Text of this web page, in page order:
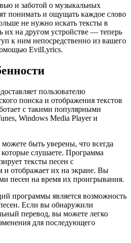
и заботой о музыкальных
понимать и ощущать каждое слово
не нужно искать тексты в
их на другом устройстве — теперь
к ним непосредственно из вашего
EvilLyrics.
пользователю
поиска и отображения текстов
с такими популярными
Windows Media Player и
быть уверены, что всегда
которые слушаете. Программа
тексты песен с
и отображает их на экране. Вы
песен на время их проигрывания.
программы является возможность
Если вы обнаружили
перевод, вы можете легко
для последующего